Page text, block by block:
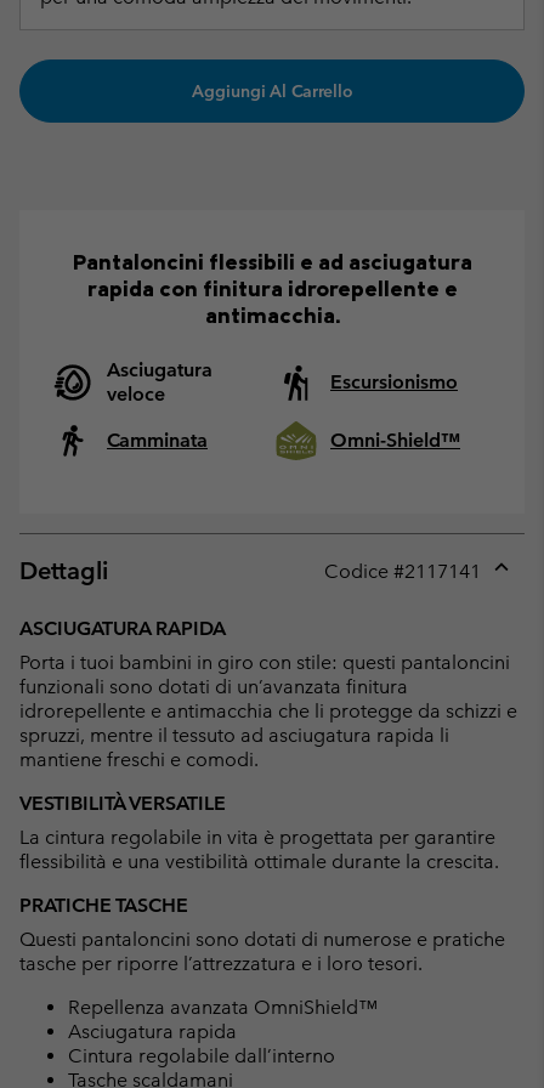
Aggiungi Al Carrello
Pantaloncini flessibili e ad asciugatura
rapida con finitura idrorepellente e
antimacchia.
Asciugatura
veloce
Escursionismo
Camminata Omni-Shield™
Dettagli Codice #2117141
ASCIUGATURA RAPIDA
Porta i tuoi bambini in giro con stile: questi pantaloncini
funzionali sono dotati di un’avanzata finitura
idrorepellente e antimacchia che li protegge da schizzi e
spruzzi, mentre il tessuto ad asciugatura rapida li
mantiene freschi e comodi.
VESTIBILITÀ VERSATILE
La cintura regolabile in vita è progettata per garantire
flessibilità e una vestibilità ottimale durante la crescita.
PRATICHE TASCHE
Questi pantaloncini sono dotati di numerose e pratiche
tasche per riporre l’attrezzatura e i loro tesori.
Repellenza avanzata OmniShield™
Asciugatura rapida
Cintura regolabile dall’interno
Tasche scaldamani